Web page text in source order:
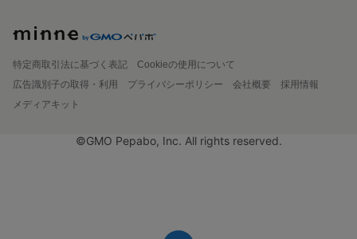
特定商取引法に基づく表記
Cookieの使用について
広告識別子の取得・利用
プライバシーポリシー 会社概要
採用情報
メディアキット
©GMO Pepabo, Inc. All rights reserved.